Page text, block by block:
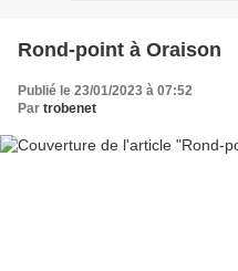
Rond-point à Oraison
Publié le 23/01/2023 à 07:52
Par trobenet